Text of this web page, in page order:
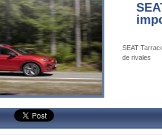
SEAT
de rivales